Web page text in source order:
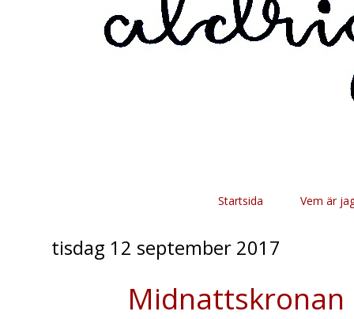
Startsida Vem är
tisdag 12 september 2017
Midnattskronan